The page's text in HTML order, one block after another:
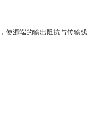
使源端的输出阻抗与传输线